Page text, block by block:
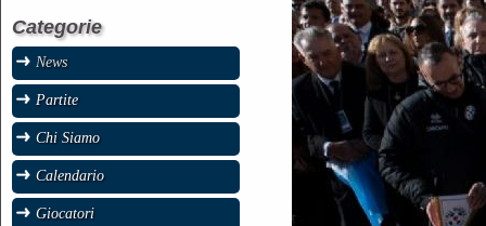
Categorie
News
Partite
Chi Siamo
Calendario
Giocatori